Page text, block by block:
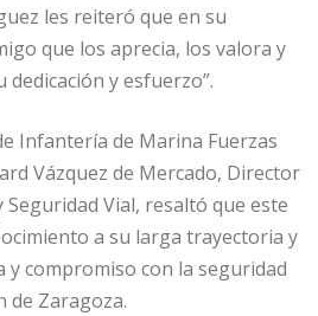
les reiteró que en su
que los aprecia, los valora y
dedicación y esfuerzo”.
Infantería de Marina Fuerzas
Vázquez de Mercado, Director
Seguridad Vial, resaltó que este
a su larga trayectoria y
y compromiso con la seguridad
de Zaragoza.